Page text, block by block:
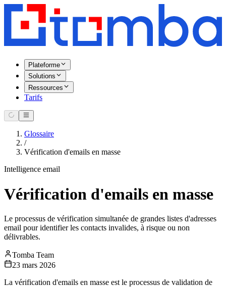
Plateforme
Solutions
Ressources
Tarifs
Glossaire
/
Vérification d'emails en masse
Intelligence email
Vérification d'emails en masse
Le processus de vérification simultanée de grandes listes d'adresses
email pour identifier les contacts invalides, à risque ou non
délivrables.
Tomba Team
23 mars 2026
La vérification d'emails en masse est le processus de validation de